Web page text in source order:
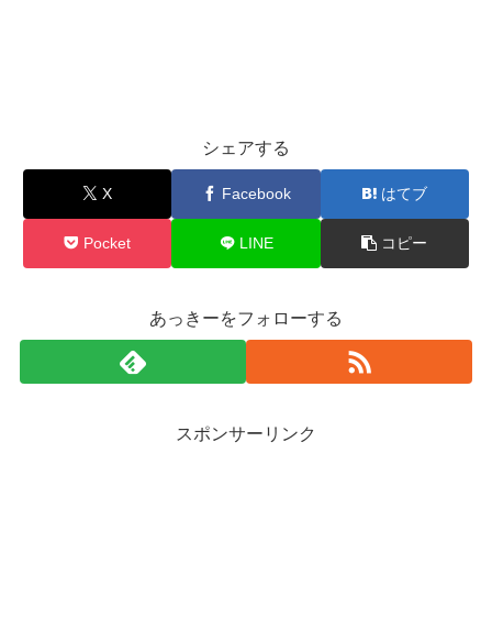
シェアする
X Facebook はてブ
Pocket LINE コピー
あっきーをフォローする
スポンサーリンク